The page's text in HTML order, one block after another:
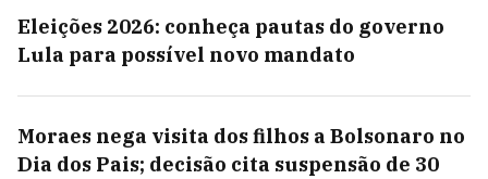
Eleições 2026: conheça pautas do governo
Lula para possível novo mandato
Moraes nega visita dos filhos a Bolsonaro no
Dia dos Pais; decisão cita suspensão de 30